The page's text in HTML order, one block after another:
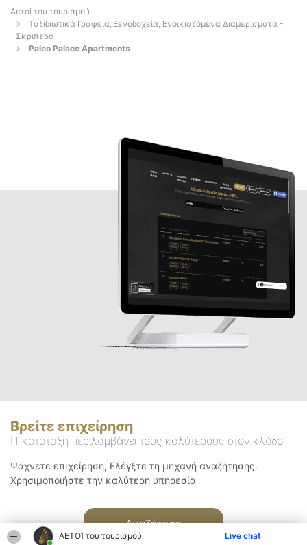
ΑΕΤΟΊ του τουρισμού Live chat
Αετοί του τουρισμού
Ταξιδιωτικά Γραφεία, Ξενοδοχεία, Ενοικιαζόμενα Διαμερίσματα -
Σκριπερο
Paleo Palace Apartments
Βρείτε επιχείρηση
Η κατάταξη περιλαμβάνει τους καλύτερους στον κλάδο
Ψάχνετε επιχείρηση; Ελέγξτε τη μηχανή αναζήτησης.
Χρησιμοποιήστε την καλύτερη υπηρεσία
Αναζήτηση